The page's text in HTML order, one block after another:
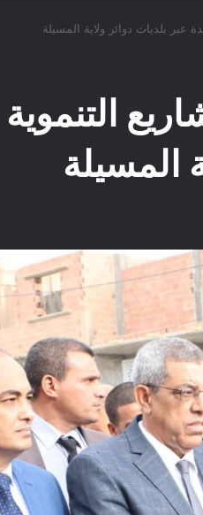
عبر بلديات دوائر ولاية المسيلة
التنموية
المسيلة